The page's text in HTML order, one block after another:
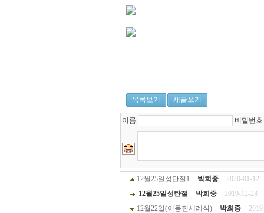
목록보기 새글쓰기
이름 비밀번호
12월25일성탄절1 박희중
2020-01-12
12월25일성탄절
박희중
2019-12-28
12월22일(이동진세례식)
박희중